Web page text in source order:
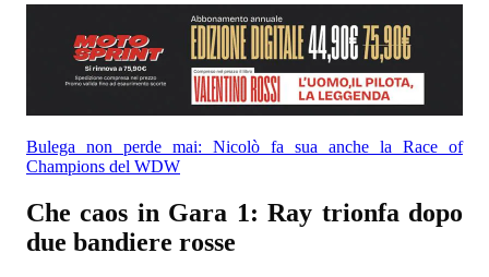
Bulega non perde mai: Nicolò fa sua anche la Race of
Champions del WDW
Che caos in Gara 1: Ray trionfa dopo
due bandiere rosse